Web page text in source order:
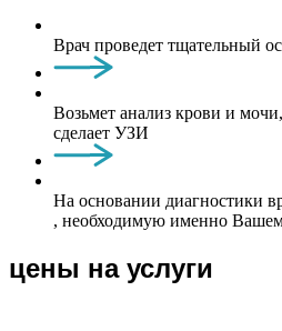
Врач проведет тщательный
Возьмет анализ крови и
сделает УЗИ
На основании диагностики
, необходимую именно
цены на услуги